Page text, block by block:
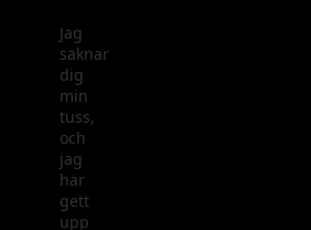
Jag
saknar
dig
min
tuss,
och
jag
har
gett
upp